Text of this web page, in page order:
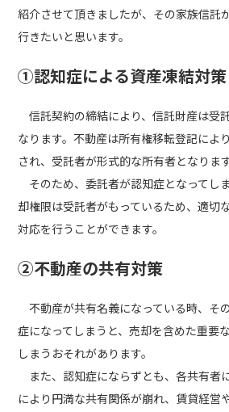
紹介させて頂きましたが、その家族信託
行きたいと思います。
①認知症による資産凍結対策
信託契約の締結により、信託財産は受
なります。不動産は所有権移転登記によ
され、受託者が形式的な所有者となります
そのため、委託者が認知症となってし
却権限は受託者がもっているため、適切
対応を行うことができます。
②不動産の共有対策
不動産が共有名義になっている時、そ
症になってしまうと、売却を含めた重要
しまうおそれがあります。
また、認知症にならずとも、各共有者
により円満な共有関係が崩れ、賃貸経営